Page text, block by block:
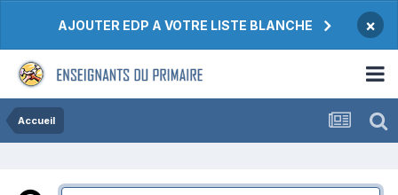
AJOUTER EDP A VOTRE LISTE BLANCHE ×
Accueil